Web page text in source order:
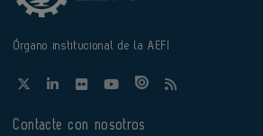
Órgano institucional de la AEFI
Contacte con nosotros